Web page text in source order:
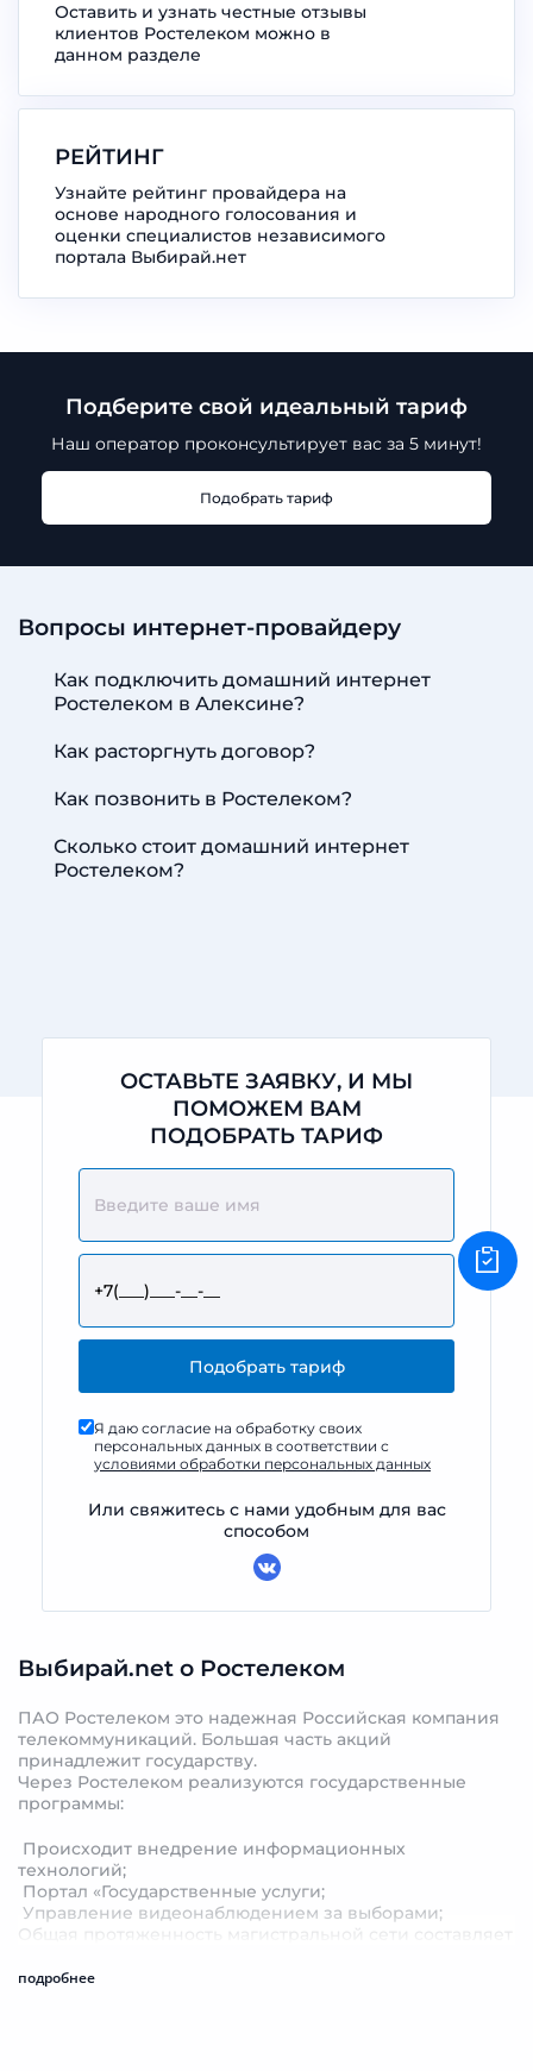
Оставить и узнать честные отзывы
клиентов Ростелеком можно в
данном разделе
РЕЙТИНГ
Узнайте рейтинг провайдера на
основе народного голосования и
оценки специалистов независимого
портала Выбирай.нет
Подберите свой идеальный тариф
Наш оператор проконсультирует вас за 5 минут!
Подобрать тариф
Вопросы интернет-провайдеру
Как подключить домашний интернет
Ростелеком в Алексине?
Как расторгнуть договор?
Как позвонить в Ростелеком?
Сколько стоит домашний интернет
Ростелеком?
ОСТАВЬТЕ ЗАЯВКУ, И МЫ
ПОМОЖЕМ ВАМ
ПОДОБРАТЬ ТАРИФ
Я даю согласие на обработку своих
персональных данных в соответствии с
условиями обработки персональных данных
Или свяжитесь с нами удобным для вас
способом
Выбирай.net о Ростелеком
ПАО Ростелеком это надежная Российская компания
телекоммуникаций. Большая часть акций
принадлежит государству.
Через Ростелеком реализуются государственные
программы:
Происходит внедрение информационных
технологий;
Портал «Государственные услуги;
Управление видеонаблюдением за выборами;
Общая протяженность магистральной сети составляет
подробнее